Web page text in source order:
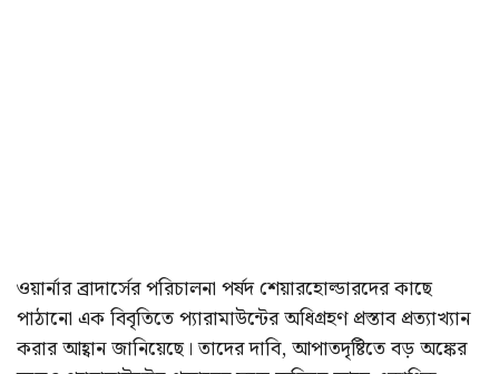
ওয়ার্নার ব্রাদার্সের পরিচালনা পর্ষদ শেয়ারহোল্ডারদের কাছে
পাঠানো এক বিবৃতিতে প্যারামাউন্টের অধিগ্রহণ প্রস্তাব প্রত্যাখ্যান
করার আহ্বান জানিয়েছে। তাদের দাবি, আপাতদৃষ্টিতে বড় অঙ্কের